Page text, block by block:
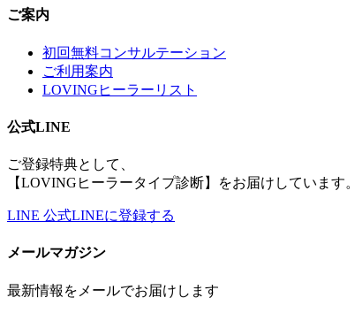
ご案内
初回無料コンサルテーション
ご利用案内
LOVINGヒーラーリスト
公式LINE
ご登録特典として、
【LOVINGヒーラータイプ診断】をお届けしています。
LINE 公式LINEに登録する
メールマガジン
最新情報をメールでお届けします